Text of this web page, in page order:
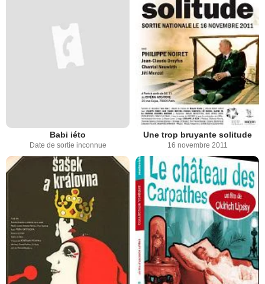
Babi iéto
Date de sortie inconnue
Une trop bruyante solitude
16 novembre 2011